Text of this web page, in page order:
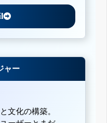
ャー
文化の構築。